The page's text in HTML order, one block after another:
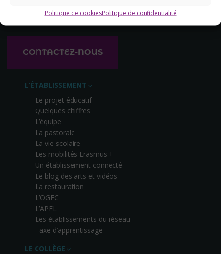
Politique de cookiesPolitique de confidentialité
CONTACTEZ-NOUS
L’ÉTABLISSEMENT
Le projet éducatif
Quelques chiffres
L’équipe
La pastorale
La vie scolaire
Les mobilités Erasmus +
Un établissement connecté
Le blog des arts et vidéos
La restauration
L’OGEC
L’APEL
Les établissements du réseau
Taxe d’apprentissage
LE COLLÈGE